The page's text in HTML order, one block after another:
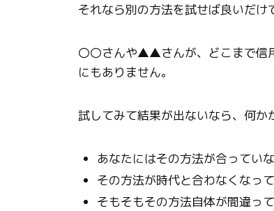
それなら別の方法を試せば良いだけ
〇〇さんや▲▲さんが、どこまで信
にもありません。
試してみて結果が出ないなら、何か
あなたにはその方法が合ってい
その方法が時代と合わなくなっ
そもそもその方法自体が間違っ